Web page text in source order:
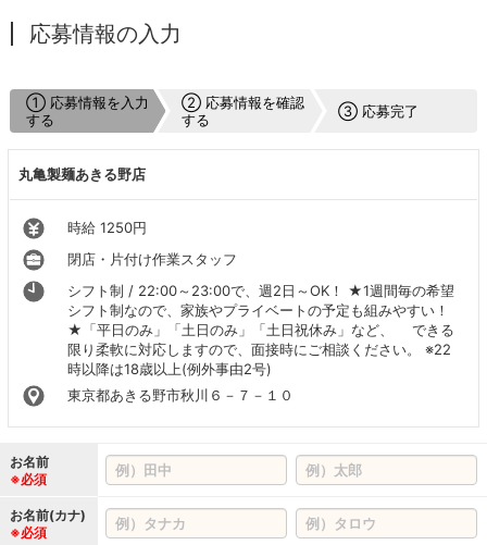
応募情報の入力
① 応募情報を入力
する
② 応募情報を確認
する
③ 応募完了
丸亀製麺あきる野店
時給 1250円
閉店・片付け作業スタッフ
シフト制 / 22:00～23:00で、週2日～OK！ ★1週間毎の希望
シフト制なので、家族やプライベートの予定も組みやすい！
★「平日のみ」「土日のみ」「土日祝休み」など、 できる
限り柔軟に対応しますので、面接時にご相談ください。 ※22
時以降は18歳以上(例外事由2号)
東京都あきる野市秋川６－７－１０
お名前
※必須
お名前(カナ)
※必須